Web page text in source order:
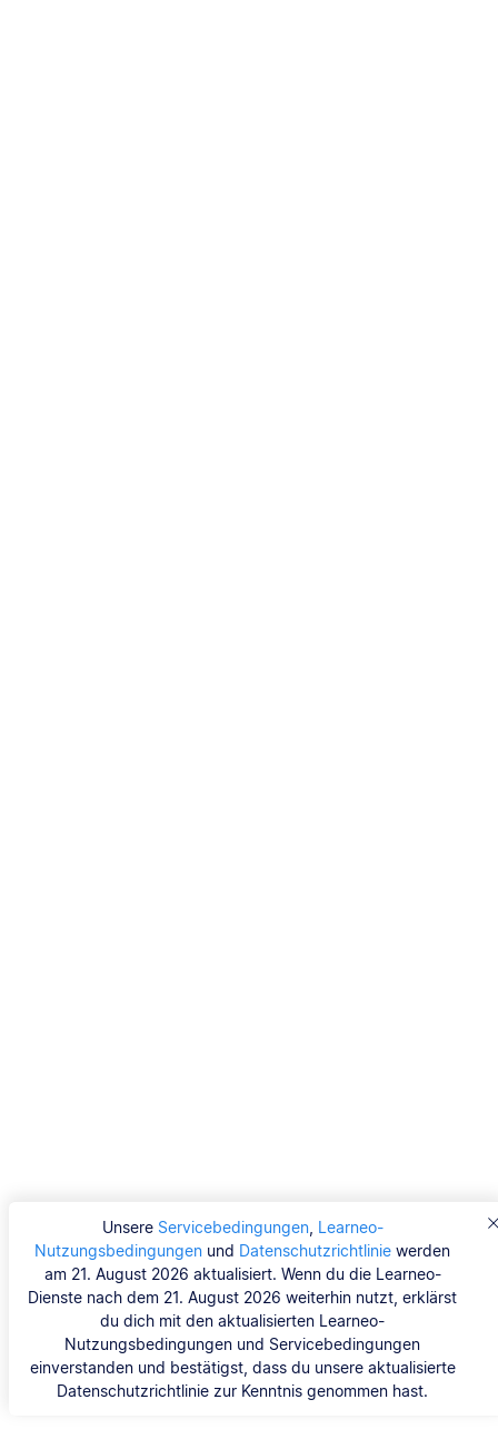
Unsere Servicebedingungen, Learneo-
Nutzungsbedingungen und Datenschutzrichtlinie werden
am 21. August 2026 aktualisiert. Wenn du die Learneo-
Dienste nach dem 21. August 2026 weiterhin nutzt, erklärst
du dich mit den aktualisierten Learneo-
Nutzungsbedingungen und Servicebedingungen
einverstanden und bestätigst, dass du unsere aktualisierte
Datenschutzrichtlinie zur Kenntnis genommen hast.